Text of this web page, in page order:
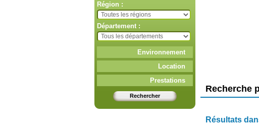
Région :
Département :
Environnement
Location
Prestations
Recherche
Résultats